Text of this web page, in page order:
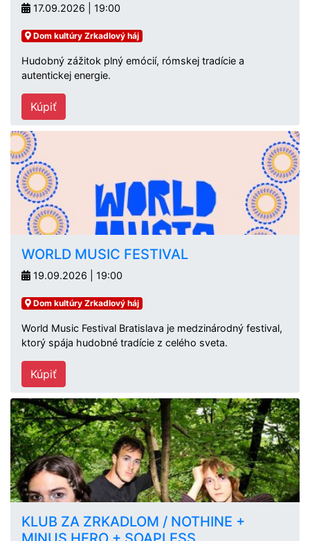
17.09.2026 | 19:00
Dom kultúry Zrkadlový háj
Hudobný zážitok plný emócií, rómskej tradície a
autentickej energie.
Kúpiť
WORLD MUSIC FESTIVAL
19.09.2026 | 19:00
Dom kultúry Zrkadlový háj
World Music Festival Bratislava je medzinárodný festival,
ktorý spája hudobné tradície z celého sveta.
Kúpiť
KLUB ZA ZRKADLOM / NOTHINE +